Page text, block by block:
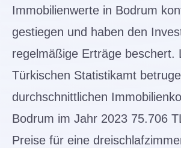
Immobilienwerte in Bodrum
gestiegen und haben den
regelmäßige Erträge beschert.
Türkischen Statistikamt
durchschnittlichen
Bodrum im Jahr 2023 75.706
Preise für eine